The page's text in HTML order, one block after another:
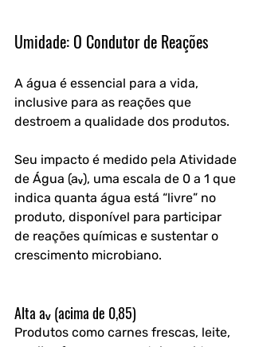
Umidade: O Condutor de Reações
A água é essencial para a vida,
inclusive para as reações que
destroem a qualidade dos produtos.
Seu impacto é medido pela Atividade
de Água (aᵥ), uma escala de 0 a 1 que
indica quanta água está “livre” no
produto, disponível para participar
de reações químicas e sustentar o
crescimento microbiano.
Alta aᵥ (acima de 0,85)
Produtos como carnes frescas, leite,